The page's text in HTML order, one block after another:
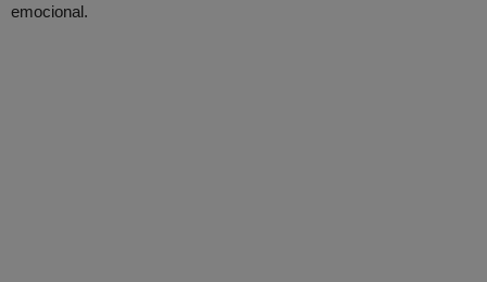
emocional.